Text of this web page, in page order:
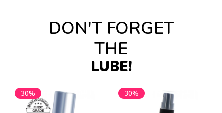
DON'T FORGET
THE
LUBE!
30% 30%